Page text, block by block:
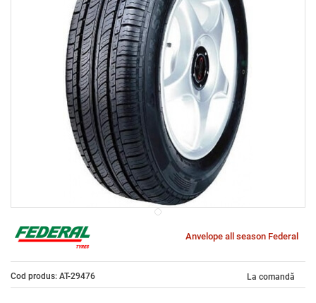
Anvelope all season Federal
Cod produs: AT-29476 La comandă